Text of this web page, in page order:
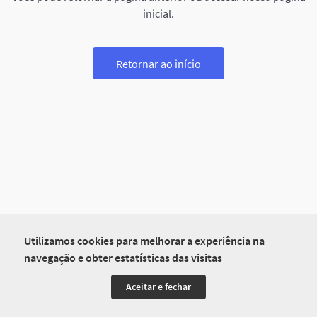
Utilizamos cookies para melhorar a experiência na
navegação e obter estatísticas das visitas
Aceitar e fechar
inicial.
Retornar ao início